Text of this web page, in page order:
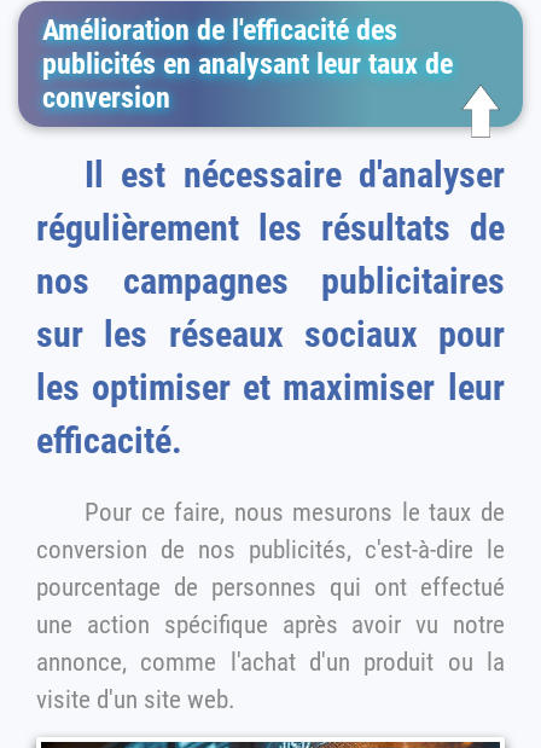
Amélioration de l'efficacité des
publicités en analysant leur taux de
conversion
Il est nécessaire d'analyser
régulièrement les résultats de
nos campagnes publicitaires
sur les réseaux sociaux pour
les optimiser et maximiser leur
efficacité.
Pour ce faire, nous mesurons le taux de
conversion de nos publicités, c'est-à-dire le
pourcentage de personnes qui ont effectué
une action spécifique après avoir vu notre
annonce, comme l'achat d'un produit ou la
visite d'un site web.